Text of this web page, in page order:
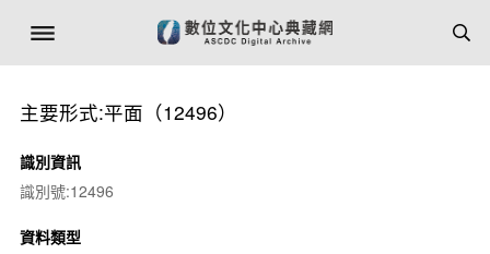
主要形式:平面（12496）
識別資訊
識別號:12496
資料類型